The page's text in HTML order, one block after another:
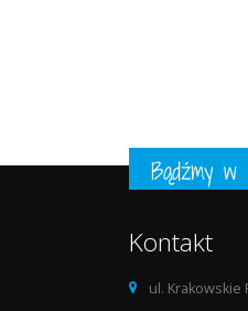
Bądźmy w
Kontakt
ul. Krakowskie